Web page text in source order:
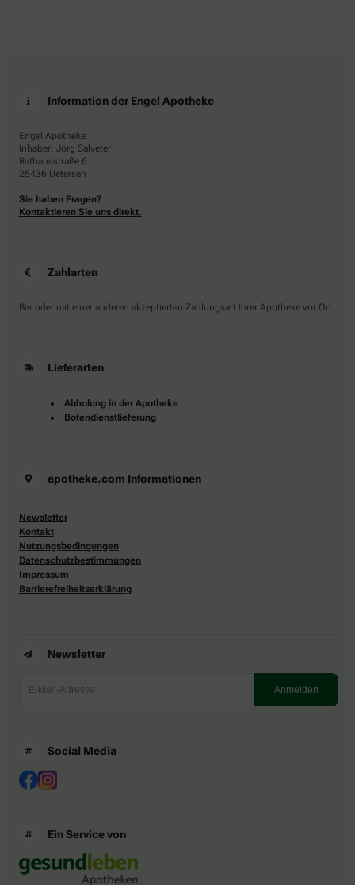
Information der Engel Apotheke
Engel Apotheke
Inhaber: Jörg Salveter
Rathausstraße 6
25436 Uetersen
Sie haben Fragen?
Kontaktieren Sie uns direkt.
Zahlarten
Bar oder mit einer anderen akzeptierten Zahlungsart Ihrer Apotheke vor Ort.
Lieferarten
Abholung in der Apotheke
Botendienstlieferung
apotheke.com Informationen
Newsletter
Kontakt
Nutzungsbedingungen
Datenschutzbestimmungen
Impressum
Barrierefreiheitserklärung
Newsletter
Social Media
Ein Service von